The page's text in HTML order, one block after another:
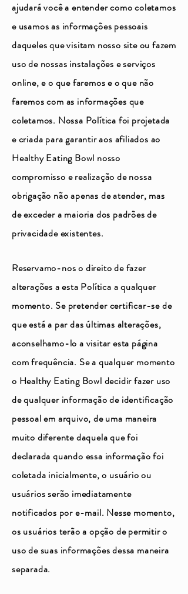
ajudará você a entender como coletamos
e usamos as informações pessoais
daqueles que visitam nosso site ou fazem
uso de nossas instalações e serviços
online, e o que faremos e o que não
faremos com as informações que
coletamos. Nossa Política foi projetada
e criada para garantir aos afiliados ao
Healthy Eating Bowl nosso
compromisso e realização de nossa
obrigação não apenas de atender, mas
de exceder a maioria dos padrões de
privacidade existentes.
Reservamo-nos o direito de fazer
alterações a esta Política a qualquer
momento. Se pretender certificar-se de
que está a par das últimas alterações,
aconselhamo-lo a visitar esta página
com frequência. Se a qualquer momento
o Healthy Eating Bowl decidir fazer uso
de qualquer informação de identificação
pessoal em arquivo, de uma maneira
muito diferente daquela que foi
declarada quando essa informação foi
coletada inicialmente, o usuário ou
usuários serão imediatamente
notificados por e-mail. Nesse momento,
os usuários terão a opção de permitir o
uso de suas informações dessa maneira
separada.